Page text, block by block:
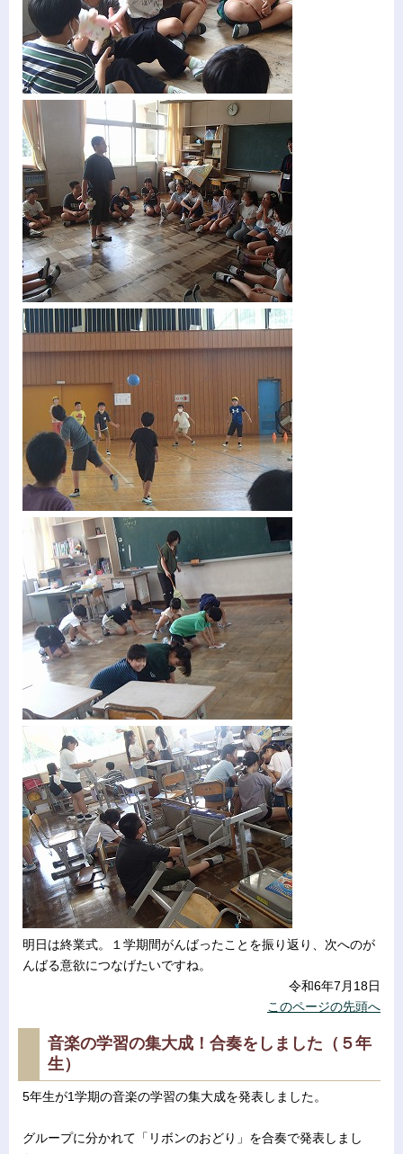
明日は終業式。１学期間がんばったことを振り返り、次へのが
んばる意欲につなげたいですね。
令和6年7月18日
このページの先頭へ
音楽の学習の集大成！合奏をしました（５年
生）
5年生が1学期の音楽の学習の集大成を発表しました。
グループに分かれて「リボンのおどり」を合奏で発表しまし